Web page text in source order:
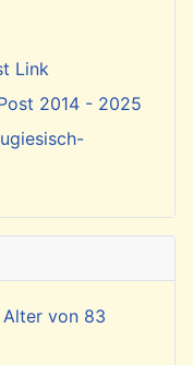
Link
2014 - 2025
von 83